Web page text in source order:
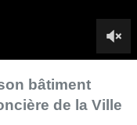
foncière de la Ville de
100 euros par mois.
les prix.
à l’arbre